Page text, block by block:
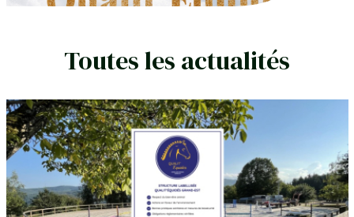
Toutes les actualités